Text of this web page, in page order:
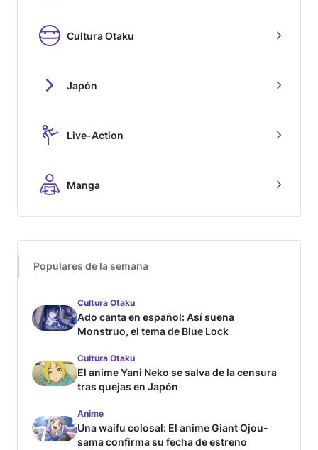
Cultura Otaku
Japón
Live-Action
Manga
Populares de la semana
Cultura Otaku
Ado canta en español: Así suena
Monstruo, el tema de Blue Lock
Cultura Otaku
El anime Yani Neko se salva de la censura
tras quejas en Japón
Anime
Una waifu colosal: El anime Giant Ojou-
sama confirma su fecha de estreno